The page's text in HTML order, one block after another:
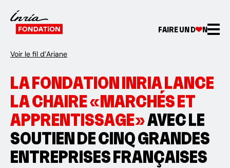
FAIRE UN D N
Voir le fil d’Ariane
LA FONDATION INRIA LANCE
LA CHAIRE «MARCHÉS ET
APPRENTISSAGE»AVEC LE
SOUTIEN DE CINQ GRANDES
ENTREPRISES FRANÇAISES